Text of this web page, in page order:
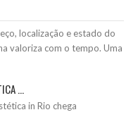
localização e estado do
valoriza com o tempo. Uma
...
in Rio chega